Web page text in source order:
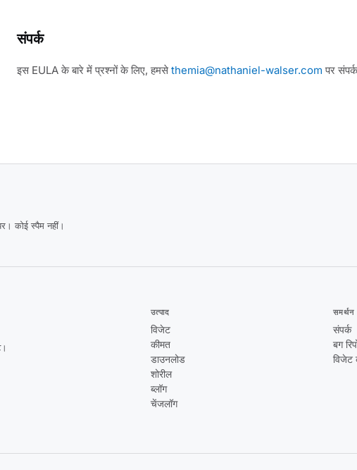
संपर्क
इस EULA के बारे में प्रश्नों के लिए, हमसेthemia@nathaniel-walser.com पर
कोई स्पैम नहीं।
उत्पाद
विजेट
कीमत
डाउनलोड
शोरील
ब्लॉग
चेंजलॉग
समर्थन
संपर्क
बग
विजेट